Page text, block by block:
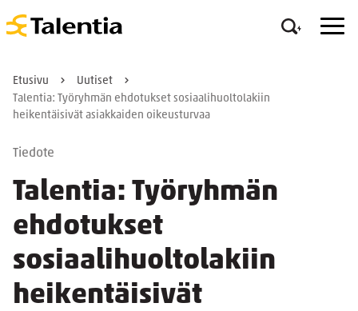
Etusivu
Uutiset
Talentia: Työryhmän ehdotukset sosiaalihuoltolakiin
heikentäisivät asiakkaiden oikeusturvaa
Tiedote
Talentia: Työryhmän
ehdotukset
sosiaalihuoltolakiin
heikentäisivät